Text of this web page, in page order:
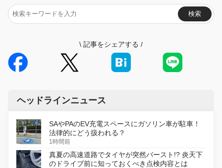
検索
\ 記事をシェアする /
ヘッドラインニュース
SAやPAのEV充電スペースにガソリン車が駐車！
法律的にどう扱われる？
1時間前
真夏の高速道路でタイヤが突然バースト!? 炎天下
のドライブ前に知っておくべき点検内容とは